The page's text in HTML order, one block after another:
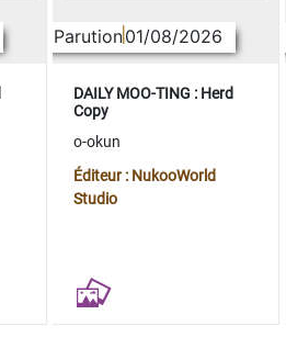
Parution01/08/2026
DAILY MOO-TING : Herd
Copy
o-okun
Éditeur : NukooWorld
Studio